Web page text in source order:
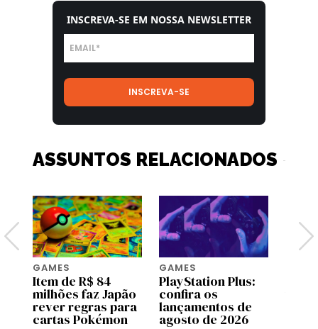
INSCREVA-SE EM NOSSA NEWSLETTER
ASSUNTOS RELACIONADOS
GAMES
Item de R$ 84
milhões faz Japão
rever regras para
cartas Pokémon
GAMES
PlayStation Plus:
confira os
lançamentos de
agosto de 2026